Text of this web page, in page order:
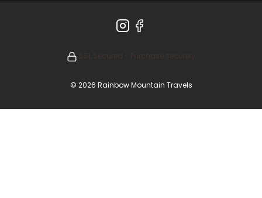
© 2026 Rainbow Mountain Travels